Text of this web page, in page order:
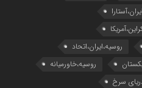
روسیه،ایران،اتحاد
روسیه،خاورمیانه
سرخ